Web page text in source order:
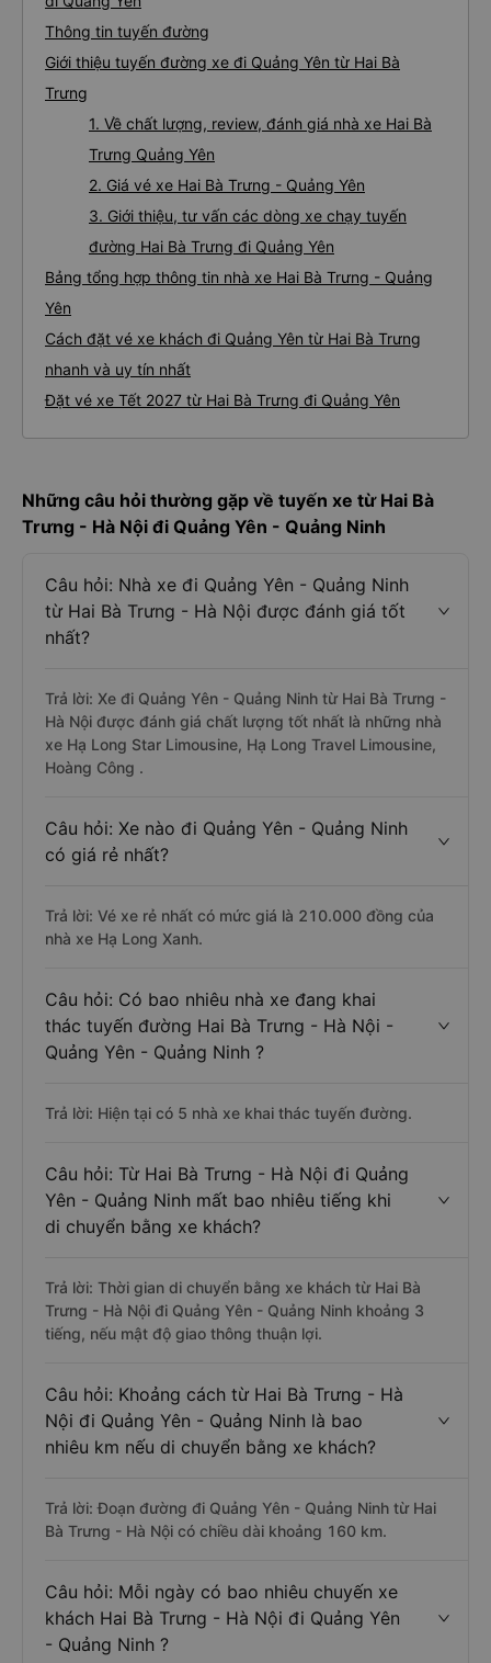
Thông tin tuyến đường
Giới thiệu tuyến đường xe đi Quảng Yên từ Hai Bà
Trưng
1. Về chất lượng, review, đánh giá nhà xe Hai Bà
Trưng Quảng Yên
2. Giá vé xe Hai Bà Trưng - Quảng Yên
3. Giới thiệu, tư vấn các dòng xe chạy tuyến
đường Hai Bà Trưng đi Quảng Yên
Bảng tổng hợp thông tin nhà xe Hai Bà Trưng - Quảng
Yên
Cách đặt vé xe khách đi Quảng Yên từ Hai Bà Trưng
nhanh và uy tín nhất
Đặt vé xe Tết 2027 từ Hai Bà Trưng đi Quảng Yên
Những câu hỏi thường gặp về tuyến xe từ Hai Bà
Trưng - Hà Nội đi Quảng Yên - Quảng Ninh
Câu hỏi: Nhà xe đi Quảng Yên - Quảng Ninh
từ Hai Bà Trưng - Hà Nội được đánh giá tốt
nhất?
Trả lời: Xe đi Quảng Yên - Quảng Ninh từ Hai Bà Trưng -
Hà Nội được đánh giá chất lượng tốt nhất là những nhà
xe Hạ Long Star Limousine, Hạ Long Travel Limousine,
Hoàng Công .
Câu hỏi: Xe nào đi Quảng Yên - Quảng Ninh
có giá rẻ nhất?
Trả lời: Vé xe rẻ nhất có mức giá là 210.000 đồng của
nhà xe Hạ Long Xanh.
Câu hỏi: Có bao nhiêu nhà xe đang khai
thác tuyến đường Hai Bà Trưng - Hà Nội -
Quảng Yên - Quảng Ninh ?
Trả lời: Hiện tại có 5 nhà xe khai thác tuyến đường.
Câu hỏi: Từ Hai Bà Trưng - Hà Nội đi Quảng
Yên - Quảng Ninh mất bao nhiêu tiếng khi
di chuyển bằng xe khách?
Trả lời: Thời gian di chuyển bằng xe khách từ Hai Bà
Trưng - Hà Nội đi Quảng Yên - Quảng Ninh khoảng 3
tiếng, nếu mật độ giao thông thuận lợi.
Câu hỏi: Khoảng cách từ Hai Bà Trưng - Hà
Nội đi Quảng Yên - Quảng Ninh là bao
nhiêu km nếu di chuyển bằng xe khách?
Trả lời: Đoạn đường đi Quảng Yên - Quảng Ninh từ Hai
Bà Trưng - Hà Nội có chiều dài khoảng 160 km.
Câu hỏi: Mỗi ngày có bao nhiêu chuyến xe
khách Hai Bà Trưng - Hà Nội đi Quảng Yên
- Quảng Ninh ?